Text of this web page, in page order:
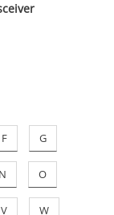
F G
N O
V W